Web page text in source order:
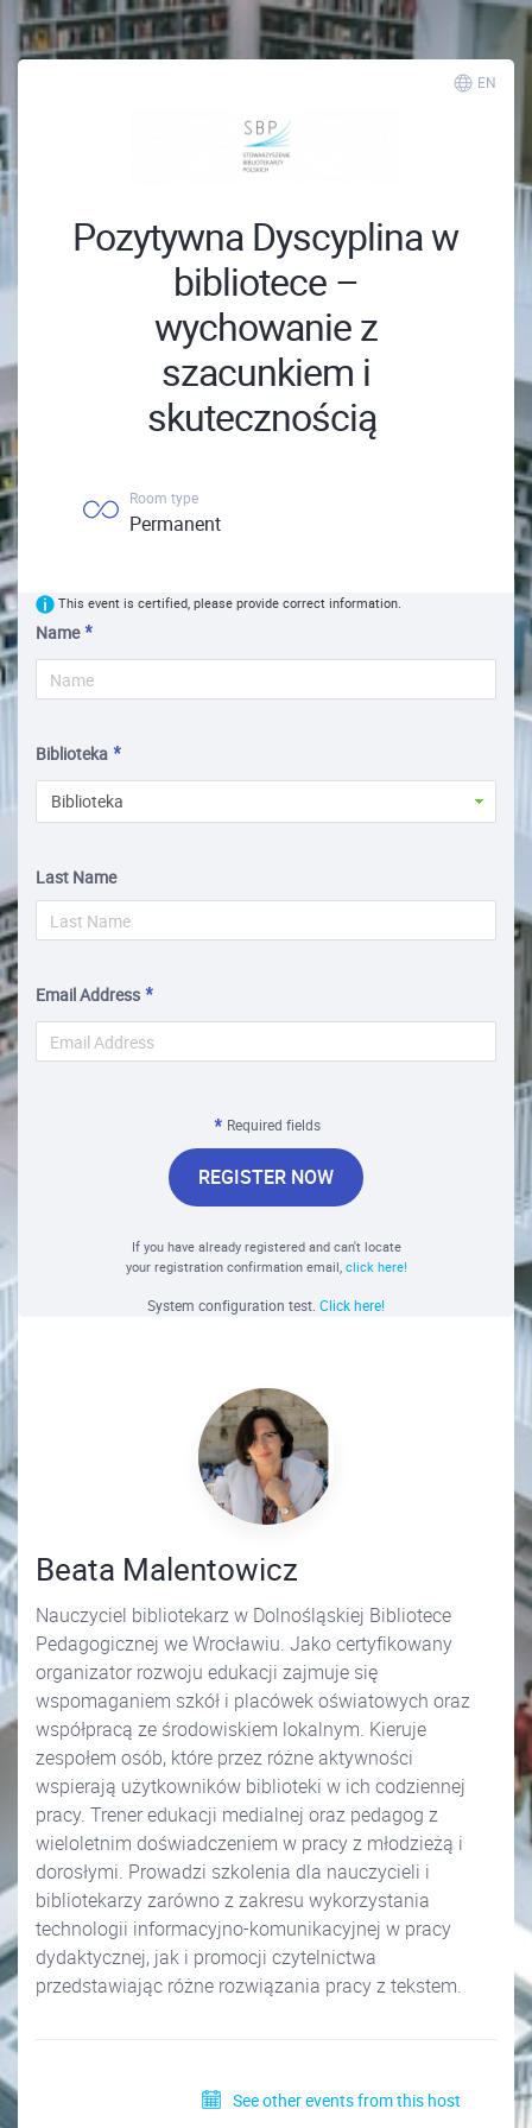
EN
Pozytywna Dyscyplina w
bibliotece –
wychowanie z
szacunkiem i
skutecznością
Room type
Permanent
This event is certified, please provide correct information.
Name
Biblioteka
Biblioteka
Last Name
Email Address
Required fields
REGISTER NOW
If you have already registered and can't locate
your registration confirmation email, click here!
System configuration test. Click here!
Beata Malentowicz
Nauczyciel bibliotekarz w Dolnośląskiej Bibliotece
Pedagogicznej we Wrocławiu. Jako certyfikowany
organizator rozwoju edukacji zajmuje się
wspomaganiem szkół i placówek oświatowych oraz
współpracą ze środowiskiem lokalnym. Kieruje
zespołem osób, które przez różne aktywności
wspierają użytkowników biblioteki w ich codziennej
pracy. Trener edukacji medialnej oraz pedagog z
wieloletnim doświadczeniem w pracy z młodzieżą i
dorosłymi. Prowadzi szkolenia dla nauczycieli i
bibliotekarzy zarówno z zakresu wykorzystania
technologii informacyjno-komunikacyjnej w pracy
dydaktycznej, jak i promocji czytelnictwa
przedstawiając różne rozwiązania pracy z tekstem.
See other events from this host